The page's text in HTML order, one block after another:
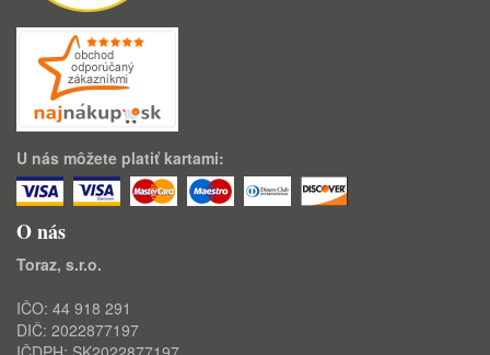
U nás môžete platiť kartami:
O nás
Toraz, s.r.o.
IČO: 44 918 291
DIČ: 2022877197